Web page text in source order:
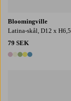
Bloomingville
Latina-skål, D12 x
79 SEK
5 färger